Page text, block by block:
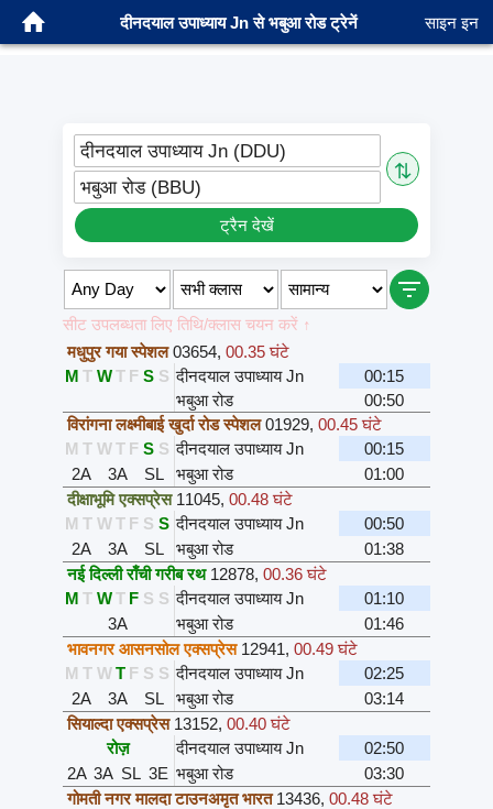
दीनदयाल उपाध्याय Jn से भबुआ रोड ट्रेनें साइन इन
दीनदयाल उपाध्याय Jn (DDU)
⇅
भबुआ रोड (BBU)
ट्रैन देखें
सीट उपलब्धता लिए तिथि/क्लास चयन करें ↑
मधुपुर गया स्पेशल 03654, 00.35 घंटे
M T W T F S S दीनदयाल उपाध्याय Jn
00:15
भबुआ रोड
00:50
विरांगना लक्ष्मीबाई खुर्दा रोड स्पेशल 01929, 00.45 घंटे
M T W T F S S दीनदयाल उपाध्याय Jn
00:15
2A
3A SL भबुआ रोड
01:00
दीक्षाभूमि एक्सप्रेस 11045, 00.48 घंटे
M T W T F S S दीनदयाल उपाध्याय Jn
00:50
2A
3A SL भबुआ रोड
01:38
नई दिल्ली राँची गरीब रथ 12878, 00.36 घंटे
M T W T F S S दीनदयाल उपाध्याय Jn
01:10
3A
भबुआ रोड
01:46
भावनगर आसनसोल एक्सप्रेस 12941, 00.49 घंटे
M T W T F S S दीनदयाल उपाध्याय Jn
02:25
2A
3A SL भबुआ रोड
03:14
सियाल्दा एक्सप्रेस 13152, 00.40 घंटे
रोज़
दीनदयाल उपाध्याय Jn
02:50
2A 3A SL 3E भबुआ रोड
03:30
गोमती नगर मालदा टाउनअमृत भारत13436, 00.48 घंटे